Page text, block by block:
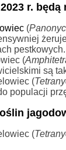
r.
(
pestkowych.
(
są
(
populacji
(